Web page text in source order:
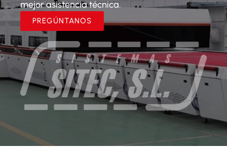
mejor asistencia técnica.
PREGÚNTANOS